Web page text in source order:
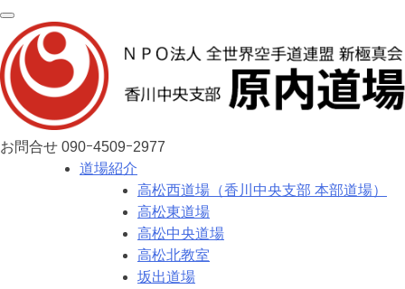
お問合せ 090ｰ4509ｰ2977
道場紹介
高松西道場（香川中央支部 本部道場）
高松東道場
高松中央道場
高松北教室
坂出道場